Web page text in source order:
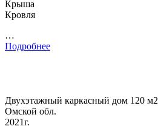
Крыша
Кровля
…
Подробнее
Двухэтажный каркасный дом 120
Омской обл.
2021г.